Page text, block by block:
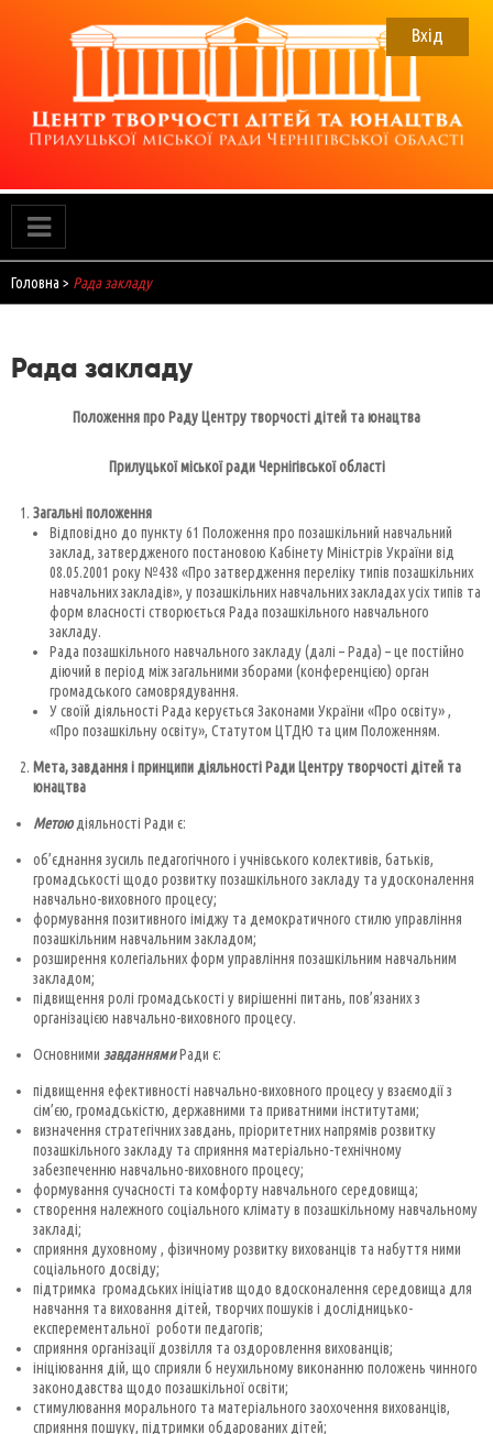
Вхід
Головна > Рада закладу
Рада закладу
Положенняпро Раду Центру творчості дітей та юнацтва
Прилуцької міської ради Чернігівської області
Загальні положення
Відповідно до пункту 61 Положення про позашкільний навчальний
заклад, затвердженого постановою Кабінету Міністрів України від
08.05.2001 року №438 «Про затвердження переліку типів позашкільних
навчальних закладів», у позашкільних навчальних закладах усіх типів та
форм власності створюється Рада позашкільного навчального
закладу.
Рада позашкільного навчального закладу (далі – Рада) – це постійно
діючий в період між загальними зборами (конференцією) орган
громадського самоврядування.
У своїй діяльності Рада керується Законами України «Про освіту» ,
«Про позашкільну освіту», Статутом ЦТДЮ та цим Положенням.
Мета, завдання і принципи діяльності Ради Центру творчості дітей та
юнацтва
Метоюдіяльності Ради є:
об’єднання зусиль педагогічного і учнівського колективів, батьків,
громадськості щодо розвитку позашкільного закладу та удосконалення
навчально-виховного процесу;
формування позитивного іміджу та демократичного стилю управління
позашкільним навчальним закладом;
розширення колегіальних форм управління позашкільним навчальним
закладом;
підвищення ролі громадськості у вирішенні питань, пов’язаних з
організацією навчально-виховного процесу.
Основними завданнямиРади є:
підвищення ефективності навчально-виховного процесу у взаємодії з
сім’єю, громадськістю, державними та приватними інститутами;
визначення стратегічних завдань, пріоритетних напрямів розвитку
позашкільного закладу та сприяння матеріально-технічному
забезпеченню навчально-виховного процесу;
формування сучасності та комфорту навчального середовища;
створення належного соціального клімату в позашкільному навчальному
закладі;
сприяння духовному , фізичному розвитку вихованців та набуття ними
соціального досвіду;
підтримка громадських ініціатив щодо вдосконалення середовища для
навчання та виховання дітей, творчих пошуків і дослідницько-
експерементальної роботи педагогів;
сприяння організації дозвілля та оздоровлення вихованців;
ініціювання дій, що сприяли б неухильному виконанню положень чинного
законодавства щодо позашкільної освіти;
стимулювання морального та матеріального заохочення вихованців,
сприяння пошуку, підтримки обдарованих дітей;